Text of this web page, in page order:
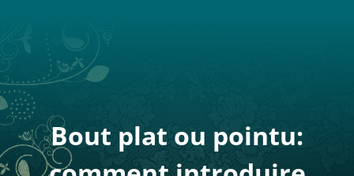
Bout plat ou pointu: